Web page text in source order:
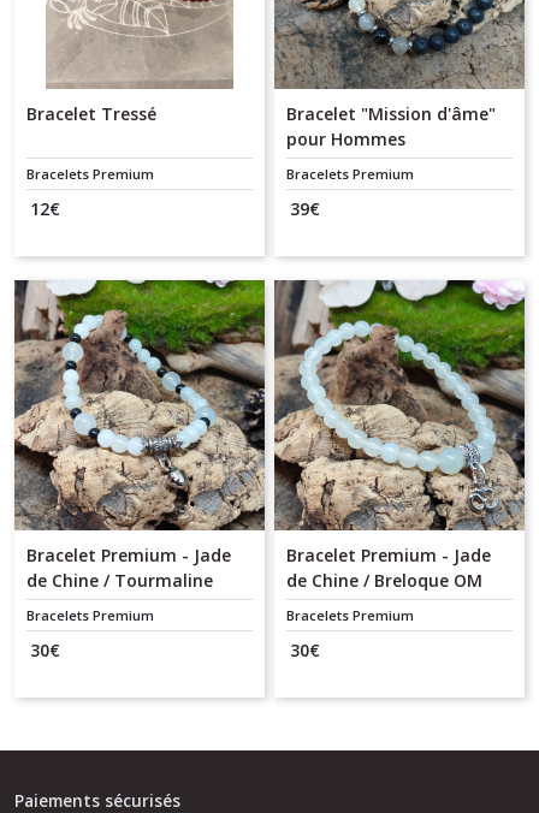
Bracelet Tressé
Bracelets Premium
12€
Bracelet "Mission d'âme"
pour Hommes
Bracelets Premium
39€
Bracelet Premium - Jade
de Chine / Tourmaline
noire - Multi tailles de
perles
Bracelets Premium
30€
Bracelet Premium - Jade
de Chine / Breloque OM
Bracelets Premium
30€
Paiements sécurisés